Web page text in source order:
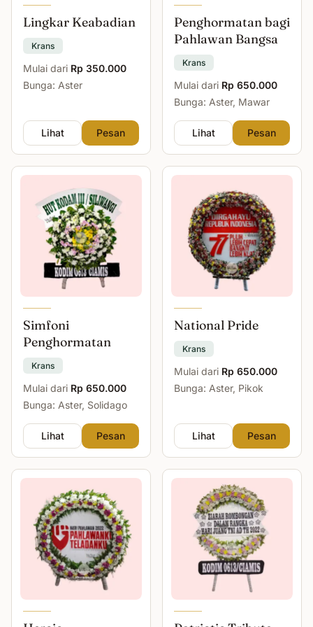
Lingkar Keabadian
Krans
Mulai dari Rp 350.000
Bunga: Aster
Lihat Pesan
Penghormatan bagi
Pahlawan Bangsa
Krans
Mulai dari Rp 650.000
Bunga: Aster, Mawar
Lihat Pesan
Simfoni
Penghormatan
Krans
Mulai dari Rp 650.000
Bunga: Aster, Solidago
Lihat Pesan
National Pride
Krans
Mulai dari Rp 650.000
Bunga: Aster, Pikok
Lihat Pesan